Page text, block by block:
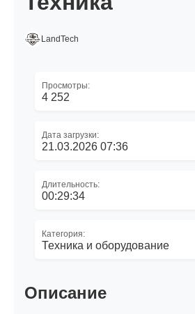
LandTech
Просмотры:
4 252
Дата загрузки:
21.03.2026 07:36
Длительность:
00:29:34
Категория:
Техника и оборудование
Описание